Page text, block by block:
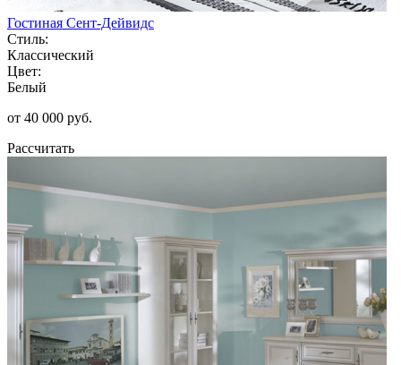
Гостиная Сент-Дейвидс
Стиль:
Классический
Цвет:
Белый
от 40 000 руб.
Рассчитать